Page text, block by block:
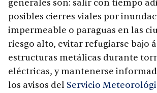
generales son: salir con tiempo
posibles cierres viales por
impermeable o paraguas en las
riesgo alto, evitar refugiarse bajo
estructuras metálicas durante
eléctricas, y mantenerse
los avisos del Servicio